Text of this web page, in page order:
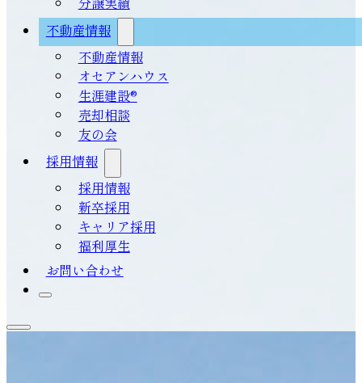
不動産情報
不動産情報
オセアンハウス
生涯建設®
売却相談
友の会
採用情報
採用情報
新卒採用
キャリア採用
福利厚生
お問い合わせ